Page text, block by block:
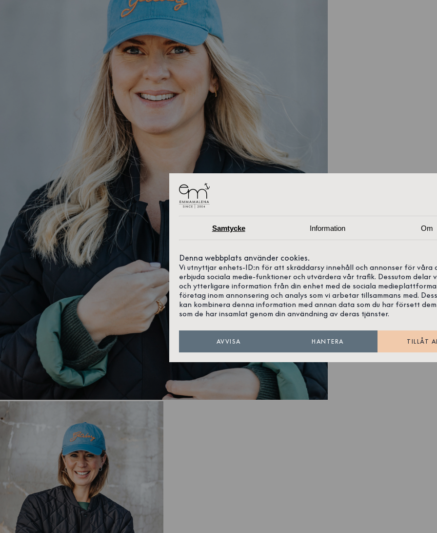
Samtycke Information Om
Denna webbplats använder cookies.
Vi utnyttjar enhets-ID:n för att skräddarsy innehåll och annonser för våra
erbjuda sociala medie-funktioner och utvärdera vår trafik. Dessutom delar
och ytterligare information från din enhet med de sociala
företag inom annonsering och analys som vi arbetar tillsammans med.
kan kombinera denna information med annan data som du har försett
som de har insamlat genom din användning av deras tjänster.
AVVISA HANTERA TILLÅT